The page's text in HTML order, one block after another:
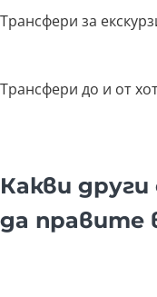
Трансфери за
Трансфери до и от
Какви
да правите